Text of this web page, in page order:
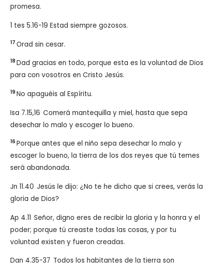
promesa.
1 tes 5.16-19 Estad siempre gozosos.
17Orad sin cesar.
18Dad gracias en todo, porque esta es la voluntad de Dios
para con vosotros en Cristo Jesús.
19No apaguéis al Espíritu.
Isa 7.15,16 Comerá mantequilla y miel, hasta que sepa
desechar lo malo y escoger lo bueno.
16Porque antes que el niño sepa desechar lo malo y
escoger lo bueno, la tierra de los dos reyes que tú temes
será abandonada.
Jn 11.40 Jesús le dijo: ¿No te he dicho que si crees, verás la
gloria de Dios?
Ap 4.11 Señor, digno eres de recibir la gloria y la honra y el
poder; porque tú creaste todas las cosas, y por tu
voluntad existen y fueron creadas.
Dan 4.35-37 Todos los habitantes de la tierra son